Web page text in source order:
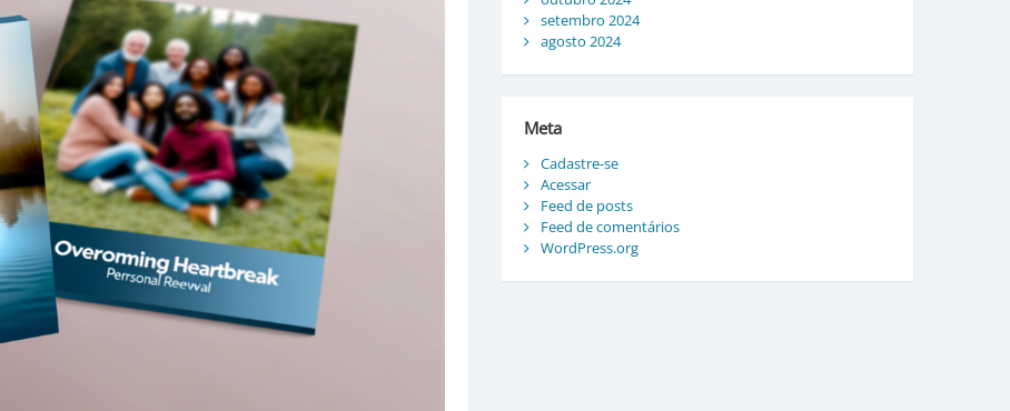
setembro 2024
agosto 2024
Meta
Cadastre-se
Acessar
Feed de posts
Feed de comentários
WordPress.org